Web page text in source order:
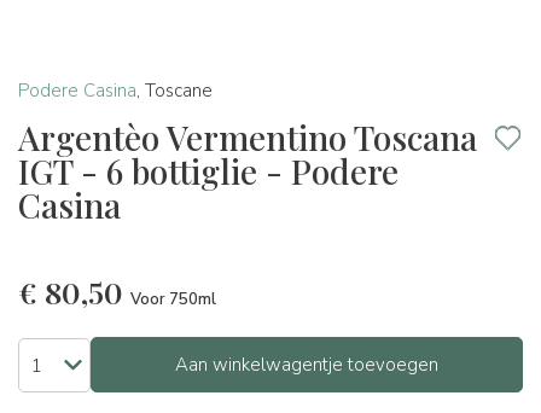
Podere Casina, Toscane
Argentèo Vermentino Toscana
IGT - 6 bottiglie - Podere
Casina
€ 80,50 Voor 750ml
Aan winkelwagentje toevoegen